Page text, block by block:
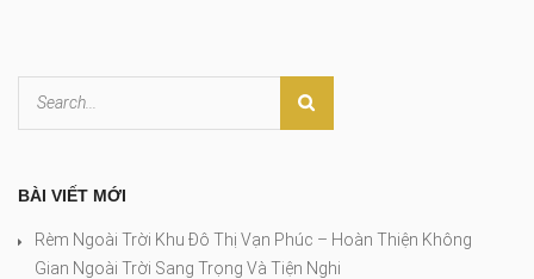
BÀI VIẾT MỚI
Rèm Ngoài Trời Khu Đô Thị Vạn Phúc – Hoàn Thiện Không
Gian Ngoài Trời Sang Trọng Và Tiện Nghi